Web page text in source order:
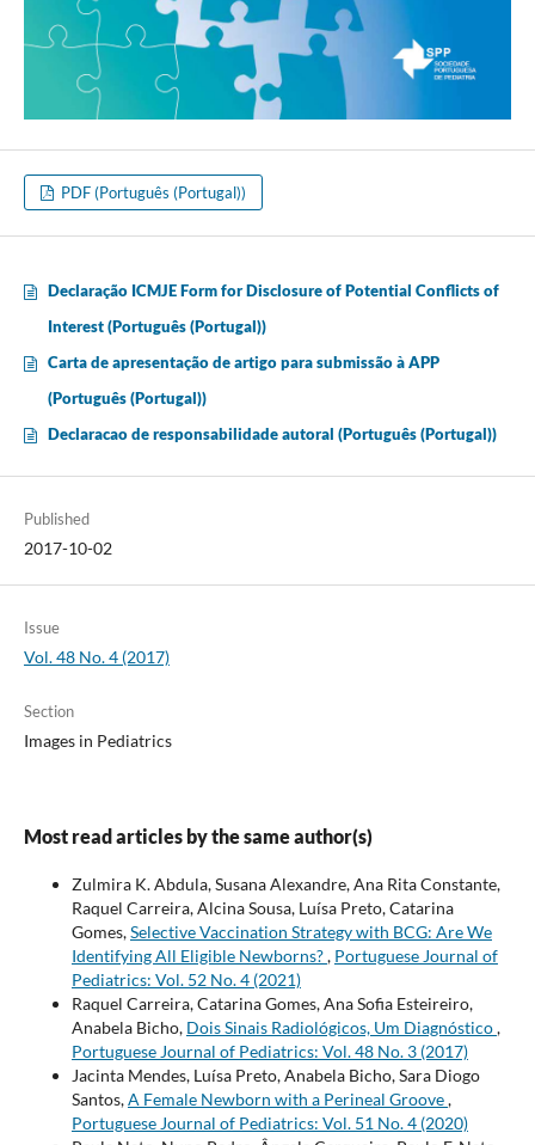
PDF (Português (Portugal))
Declaração ICMJE Form for Disclosure of Potential Conflicts of
Interest (Português (Portugal))
Carta de apresentação de artigo para submissão à APP
(Português (Portugal))
Declaracao de responsabilidade autoral (Português (Portugal))
Published
2017-10-02
Issue
Vol. 48 No. 4 (2017)
Section
Images in Pediatrics
Most read articles by the same author(s)
Zulmira K. Abdula, Susana Alexandre, Ana Rita Constante,
Raquel Carreira, Alcina Sousa, Luísa Preto, Catarina
Gomes,Selective Vaccination Strategy with BCG: Are We
Identifying All Eligible Newborns?, Portuguese Journal of
Pediatrics: Vol. 52 No. 4 (2021)
Raquel Carreira, Catarina Gomes, Ana Sofia Esteireiro,
Anabela Bicho, Dois Sinais Radiológicos, Um Diagnóstico,
Portuguese Journal of Pediatrics: Vol. 48 No. 3 (2017)
Jacinta Mendes, Luísa Preto, Anabela Bicho, Sara Diogo
Santos,A Female Newborn with a Perineal Groove,
Portuguese Journal of Pediatrics: Vol. 51 No. 4 (2020)